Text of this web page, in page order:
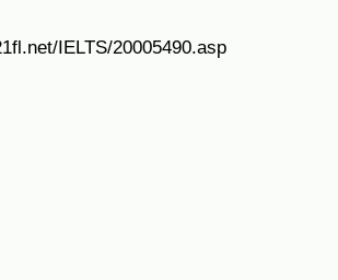
IELTS/20005490.asp